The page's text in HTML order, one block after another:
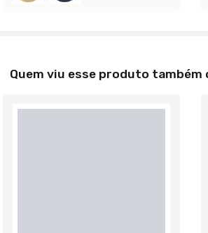
Quem viu esse produto também